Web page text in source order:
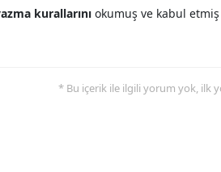
kurallarını okumuş ve kabul etmiş
* Bu içerik ile ilgili yorum yok, ilk